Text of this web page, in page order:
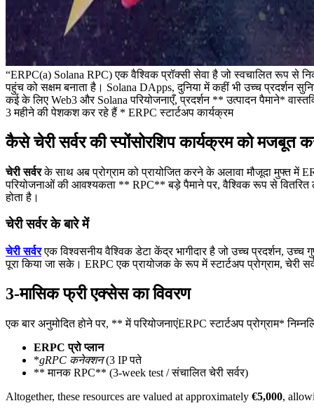
“ERPC(a) Solana RPC) एक वैश्विक प्रॉक्सी सेवा है जो स्वचालित रूप से
पहुंच को सक्षम बनाता है। Solana DApps, दुनिया में कहीं भी उच्च प्रदर्शन
कई के लिए Web3 और Solana परियोजनाएँ, प्रदर्शन ** उत्पादन पैमाने*
3 महीने की पेशकश कर रहे हैं * ERPC स्टार्टअप कार्यक्रम
कैसे चेरी सर्वर की स्पोंसोरशिप कार्यक्रम को मजबूत
चेरी सर्वरके साथ अब प्रोग्राम को प्रायोजित करने के अलावा मौजूदा मुफ्त में
परियोजनाओं की आवश्यकता ** RPC** बड़े पैमाने पर, वैश्विक रूप से
होता है।
चेरी सर्वर के बारे में
चेरी सर्वरएक विश्वसनीय वैश्विक डेटा केंद्र भागीदार है जो उच्च प्रदर्शन,
पूरा किया जा सके। ERPC एक प्रायोजक के रूप में स्टार्टअप प्रोग्राम, चेरी
3-मासिक फ्री एक्सेस का विवरण
एक बार अनुमोदित होने पर, ** में परियोजनाएंERPC स्टार्टअप प्रोग्राम*
ERPC प्रो प्लान
*gRPC कनेक्शन(3 IP पते
** मानक RPC** (3-week test / संचालित चेरी सर्वर)
Altogether, these resources are valued at approximately €5,000,